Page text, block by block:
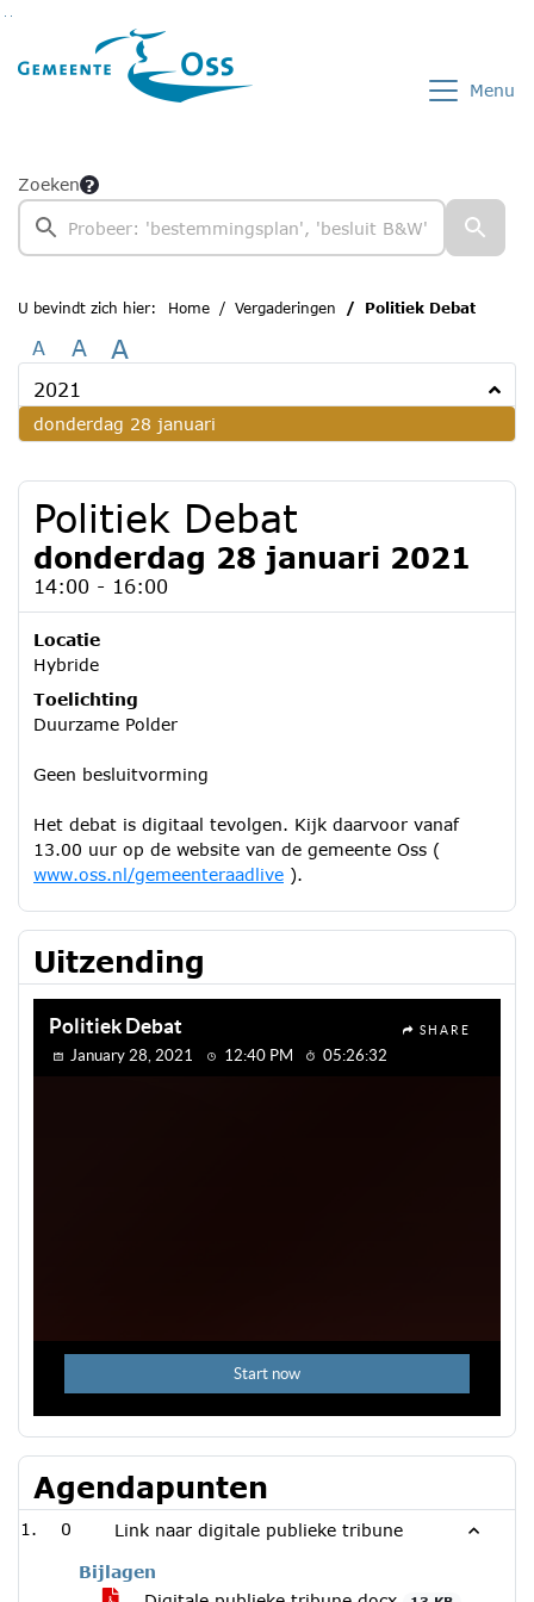
Ga naar de inhoud van deze pagina
Ga naar het zoeken
Ga naar het menu
Menu
Zoeken
U bevindt zich hier: Home Vergaderingen Politiek Debat
A A A
2021
donderdag 28 januari
Politiek Debat
donderdag 28 januari 2021
14:00 - 16:00
Locatie
Hybride
Toelichting
Duurzame Polder
Geen besluitvorming
Het debat is digitaal tevolgen. Kijk daarvoor vanaf
13.00 uur op de website van de gemeente Oss (
www.oss.nl/gemeenteraadlive ).
Uitzending
Agendapunten
0 Link naar digitale publieke tribune
Bijlagen